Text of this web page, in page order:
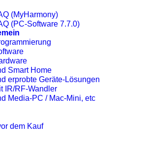
(MyHarmony)
(PC-Software 7.7.0)
Smart Home
erprobte Geräte-Lösungen
IR/RF-Wandler
Media-PC / Mac-Mini, etc
dem Kauf